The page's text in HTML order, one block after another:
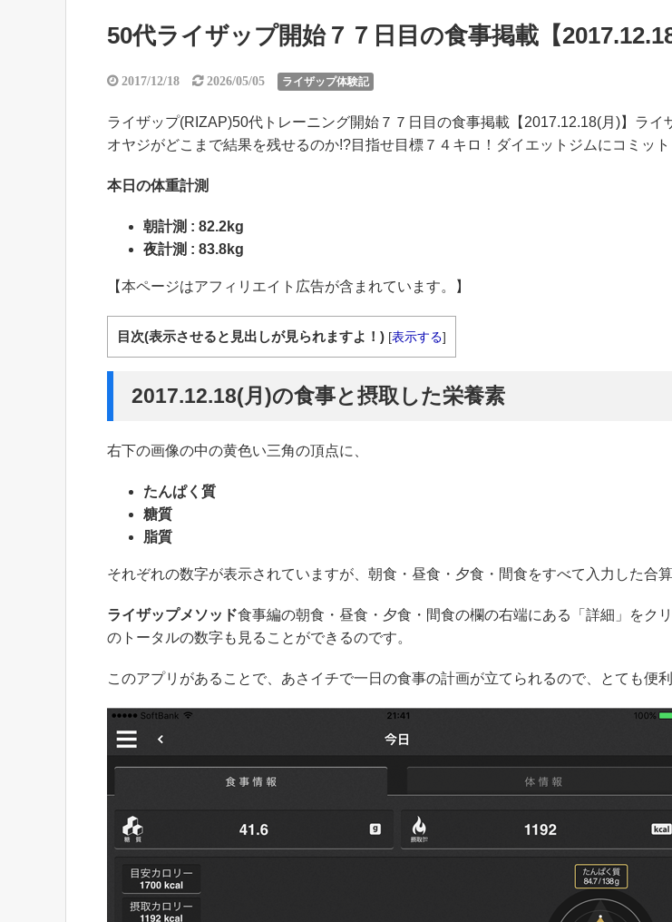
50代ライザップ開始７７日目の食事掲載【2017.12.18
2017/12/18 2026/05/05 ライザップ体験記
ライザップ(RIZAP)50代トレーニング開始７７日目の食事掲載【2017.12.18(月)】ライ
オヤジがどこまで結果を残せるのか!?目指せ目標７４キロ！ダイエットジムにコミット
本日の体重計測
朝計測 : 82.2kg
夜計測 : 83.8kg
【本ページはアフィリエイト広告が含まれています。】
目次(表示させると見出しが見られますよ！) [表示する]
2017.12.18(月)の食事と摂取した栄養素
右下の画像の中の黄色い三角の頂点に、
たんぱく質
糖質
脂質
それぞれの数字が表示されていますが、朝食・昼食・夕食・間食をすべて入力した合算
ライザップメソッド食事編の朝食・昼食・夕食・間食の欄の右端にある「詳細」をク
のトータルの数字も見ることができるのです。
このアプリがあることで、あさイチで一日の食事の計画が立てられるので、とても便利